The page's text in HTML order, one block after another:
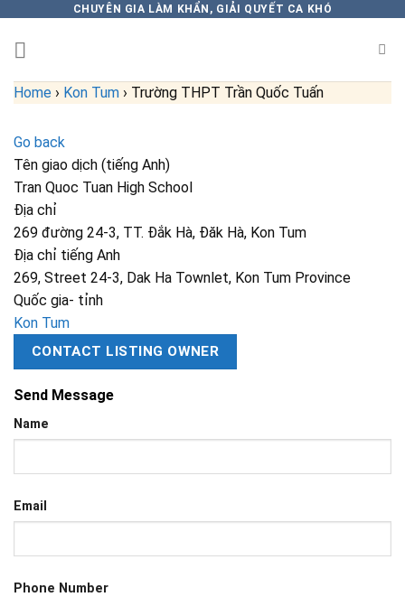
content
CHUYÊN GIA LÀM KHẨN, GIẢI QUYẾT CA KHÓ
Home › Kon Tum › Trường THPT Trần Quốc Tuấn
Go back
Tên giao dịch (tiếng Anh)
Tran Quoc Tuan High School
Địa chỉ
269 đường 24-3, TT. Đắk Hà, Đăk Hà, Kon Tum
Địa chỉ tiếng Anh
269, Street 24-3, Dak Ha Townlet, Kon Tum Province
Quốc gia- tỉnh
Kon Tum
CONTACT LISTING OWNER
Send Message
Name
Email
Phone Number